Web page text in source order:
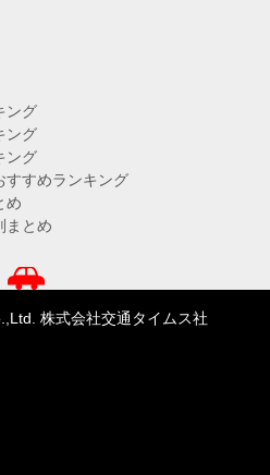
ング
ング
ング
すすめランキング
め
まとめ
株式会社交通タイムス社